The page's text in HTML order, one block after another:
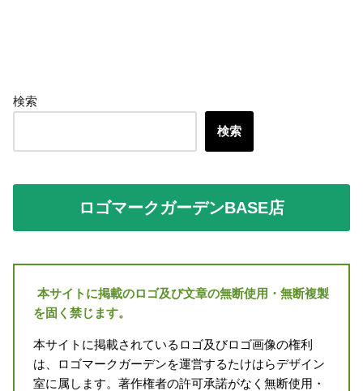
検索
検索
ロゴマークガーデンBASE店
本サイトに掲載のロゴ及び文章の無断使用・無断複製
を固く禁じます。
本サイトに掲載されているロゴ及びロゴ画像の権利
は、ロゴマークガーデンを運営するたけはらデザイン
室に属します。著作権者の許可承諾がなく無断使用・